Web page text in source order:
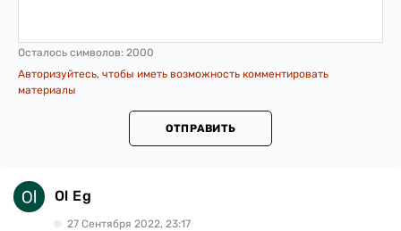
Осталось символов: 2000
Авторизуйтесь, чтобы иметь возможность комментировать
материалы
ОТПРАВИТЬ
Ol Eg
27 Сентября 2022, 23:17